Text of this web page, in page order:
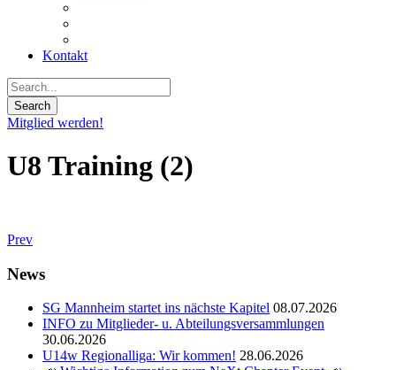
Kontakt
Mitglied werden!
U8 Training (2)
Prev
News
SG Mannheim startet ins nächste Kapitel 08.07.2026
INFO zu Mitglieder- u. Abteilungsversammlungen
30.06.2026
U14w Regionalliga: Wir kommen! 28.06.2026